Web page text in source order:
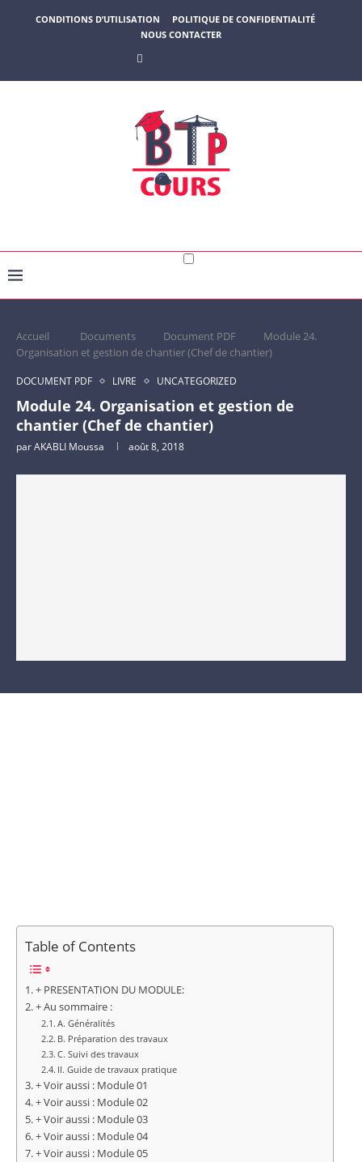
CONDITIONS D’UTILISATION
POLITIQUE DE CONFIDENTIALITÉ
NOUS CONTACTER
Accueil Documents Document PDF
Module 24.
Organisation et gestion de chantier (Chef de chantier)
DOCUMENT PDF LIVRE UNCATEGORIZED
Module 24. Organisation et gestion de
chantier (Chef de chantier)
parAKABLI Moussa août 8, 2018
Table of Contents
+ PRESENTATION DU MODULE:
+ Au sommaire :
A. Généralités
B. Préparation des travaux
C. Suivi des travaux
II. Guide de travaux pratique
+ Voir aussi : Module 01
+ Voir aussi : Module 02
+ Voir aussi : Module 03
+ Voir aussi : Module 04
+ Voir aussi : Module 05